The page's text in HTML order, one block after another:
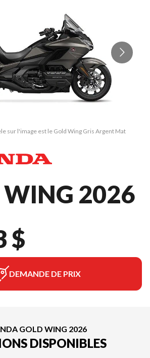
sur l'image est le Gold Wing Gris Argent Mat
WING 2026
$
DEMANDE DE PRIX
GOLD WING 2026
DISPONIBLES